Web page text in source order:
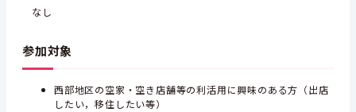
なし
参加対象
西部地区の空家・空き店舗等の利活用に興味のある方（出店
したい，移住したい等）